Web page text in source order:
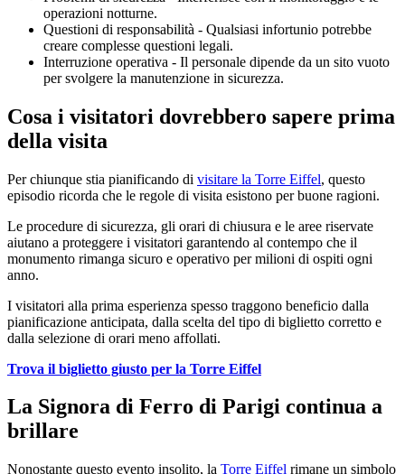
operazioni notturne.
Questioni di responsabilità - Qualsiasi infortunio potrebbe
creare complesse questioni legali.
Interruzione operativa - Il personale dipende da un sito vuoto
per svolgere la manutenzione in sicurezza.
Cosa i visitatori dovrebbero sapere prima
della visita
Per chiunque stia pianificando di visitare la Torre Eiffel, questo
episodio ricorda che le regole di visita esistono per buone ragioni.
Le procedure di sicurezza, gli orari di chiusura e le aree riservate
aiutano a proteggere i visitatori garantendo al contempo che il
monumento rimanga sicuro e operativo per milioni di ospiti ogni
anno.
I visitatori alla prima esperienza spesso traggono beneficio dalla
pianificazione anticipata, dalla scelta del tipo di biglietto corretto e
dalla selezione di orari meno affollati.
Trova il biglietto giusto per la Torre Eiffel
La Signora di Ferro di Parigi continua a
brillare
Nonostante questo evento insolito, la Torre Eiffel rimane un simbolo